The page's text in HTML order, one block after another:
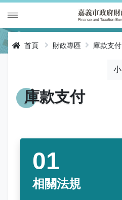
財金及菸酒管理
房屋稅
契稅
印花稅
線上申辦
線上查詢與試算
預約服務
便民服務
客服諮詢
交流園地
財稅新聞
活動訊息
專區服務
全功能櫃臺服務專區
關於我們
首頁 財政專區 庫款支付
小
庫款支付
相關法規